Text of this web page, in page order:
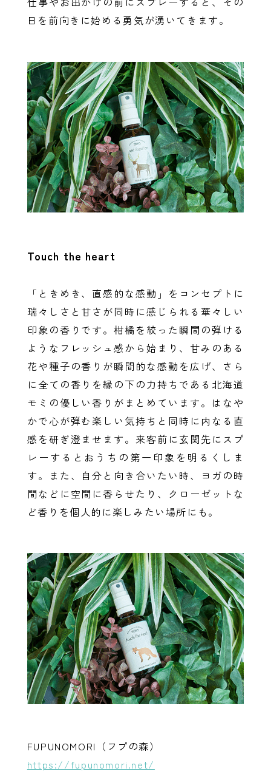
日を前向きに始める勇気が湧いてきます。
Touch the heart
「ときめき、直感的な感動」をコンセプトに
瑞々しさと甘さが同時に感じられる華々しい
印象の香りです。柑橘を絞った瞬間の弾ける
ようなフレッシュ感から始まり、甘みのある
花や種子の香りが瞬間的な感動を広げ、さら
に全ての香りを縁の下の力持ちである北海道
モミの優しい香りがまとめています。はなや
かで心が弾む楽しい気持ちと同時に内なる直
感を研ぎ澄ませます。来客前に玄関先にスプ
レーするとおうちの第一印象を明るくしま
す。また、自分と向き合いたい時、ヨガの時
間などに空間に香らせたり、クローゼットな
ど香りを個人的に楽しみたい場所にも。
FUPUNOMORI（フプの森）
https://fupunomori.net/